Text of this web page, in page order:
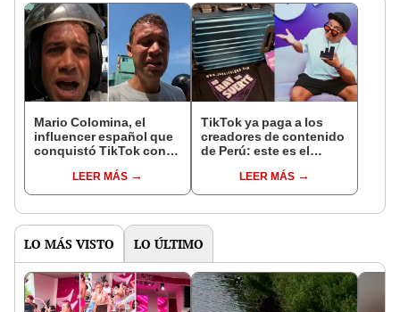
Mario Colomina, el
influencer español que
conquistó TikTok con
"Mi amor nació por la
gastronomía"
LEER MÁS
TikTok ya paga a los
creadores de contenido
de Perú: este es el
llegar a cobrar por 1.000
vistas
LEER MÁS
LO MÁS VISTO LO ÚLTIMO